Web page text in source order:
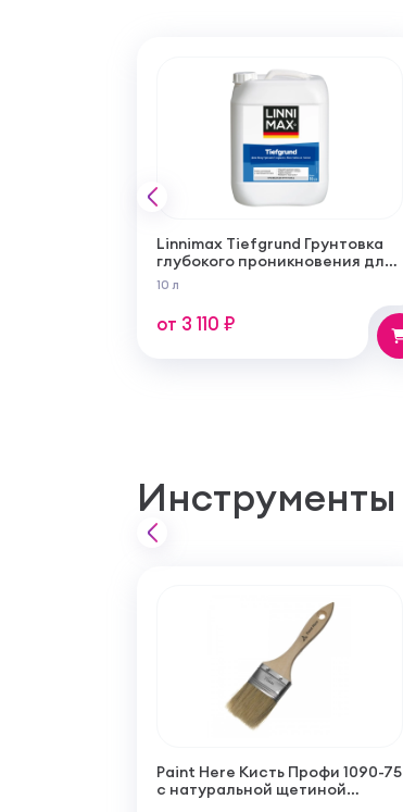
Linnimax Tiefgrund Грунтовка
глубокого проникновения для
внутренних и наружных работ
10 л
от 3 110 ₽
Инструменты
Paint Here Кисть Профи 1090-75
с натуральной щетиной